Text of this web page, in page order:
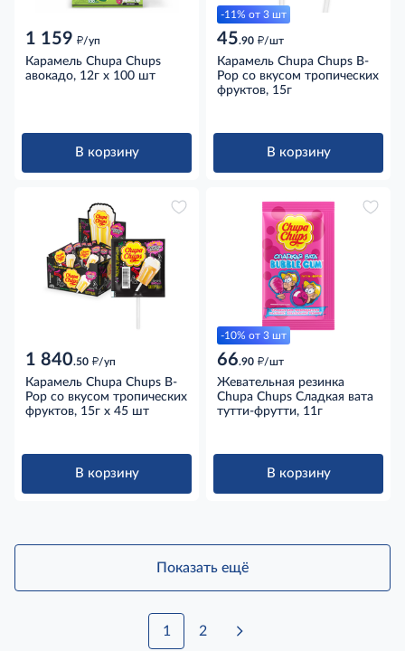
1 159 д/уп
Карамель Chupa Chups
авокадо, 12г x 100 шт
В корзину
-11% от 3 шт
45.90 д/шт
Карамель Chupa Chups B-
Pop со вкусом тропических
фруктов, 15г
В корзину
1 840.50 д/уп
Карамель Chupa Chups B-
Pop со вкусом тропических
фруктов, 15г x 45 шт
В корзину
-10% от 3 шт
66.90 д/шт
Жевательная резинка
Chupa Chups Сладкая вата
тутти-фрутти, 11г
В корзину
Показать ещё
1 2